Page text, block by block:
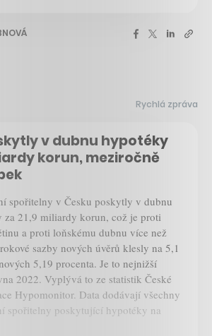
Rychlá zpráva
v dubnu hypotéky
korun, meziročně
spořitelny v Česku poskytly v dubnu
za 21,9 miliardy korun, což je proti
a proti loňskému dubnu více než
sazby nových úvěrů klesly na 5,1
5,19 procenta. Je to nejnižší
2022. Vyplývá to ze statistik České
Hypomonitor. Data dodávají všechny
spořitelny poskytující hypotéky na